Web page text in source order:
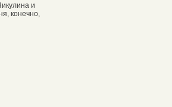
и
конечно,